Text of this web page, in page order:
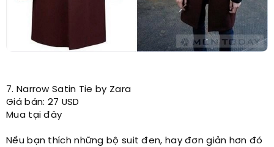
7. Narrow Satin Tie by Zara
Giá bán: 27 USD
Mua tại đây
Nếu bạn thích những bộ suit đen, hay đơn giản hơn đó